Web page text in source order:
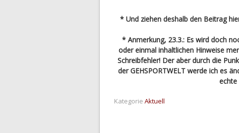
* Und ziehen deshalb den Beitrag
* Anmerkung, 23.3.: Es wird doch
oder einmal inhaltlichen Hinweise
Schreibfehler! Der aber durch die
der GEHSPORTWELT werde ich es
echte
Kategorie Aktuell